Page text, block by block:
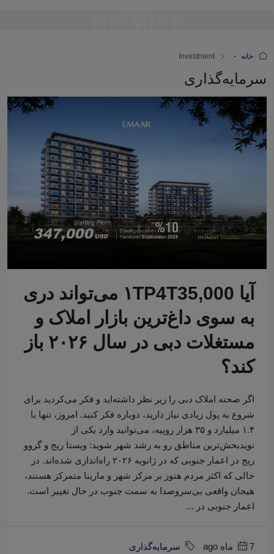
خانه Investment
سرمایه‌گذاری
آیا ۱TP4T35,000 می‌تواند دری
به سوی داغ‌ترین بازار املاک و
مستغلات دبی در سال ۲۰۲۶ باز
کند؟
اگر صحنه املاک دبی را زیر نظر داشته‌اید و فکر می‌کردید برای
شروع به پول زیادی نیاز دارید، دوباره فکر کنید. امروز، تنها با
۱.۴ میلیارد و ۳۵ هزار روپیه، می‌توانید وارد یکی از
نویدبخش‌ترین مناطق رو به رشد شهر شوید: ویستا ریج و گروو
ریج در اعمار جنوبی که در ژانویه ۲۰۲۶ راه‌اندازی شده‌اند. در
حالی که اکثر مردم هنوز بر مرکز شهر و مارینا متمرکز هستند،
هیجان واقعی بی‌سروصدا به سمت جنوب در حال تغییر است.
اعمار جنوبی در ...
7 ماه ago سرمایه‌گذاری